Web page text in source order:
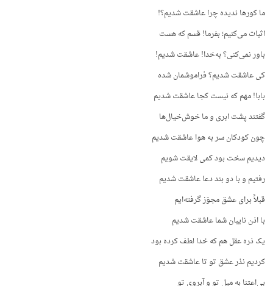
ما کورها ندیده چرا عاشقت شدیم؟!
اثبات می‌کنیم؛ بفرما! قسم که هست
باور نمی‌کنی؟ به‌خدا! عاشقت شدیم!
کی عاشقت شدیم؟ فراموشمان شده
بابا! مهم که نیست کجا عاشقت شدیم
گفتند پشت ابری و ما خوش‌خیال‌ها
چون کودکان سر به هوا عاشقت شدیم
دیدیم سخت بود کمی لایقت شویم
رفتیم و با دو بند دعا عاشقت شدیم
قبلاً برای عشق مجوّز گرفته‌ایم
با اذن نایبان شما عاشقت شدیم
یک ذره عقل هم که خدا لطف کرده بود
کردیم نذر عشق تو تا عاشقت شدیم
بی‌اعتنا به میل تو و آبروی تو